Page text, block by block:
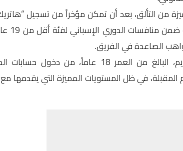
من التألق، بعد أن تمكن مؤخراً من تسجيل
شباك فريق
الصاعدة في الفريق.
ويقترب حمزة عبد الكريم، البالغ من العمر 18 عاماً، من دخول
في ظل المستويات المميزة التي يقدمها